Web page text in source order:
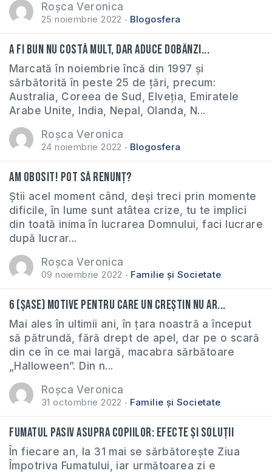
Roșca Veronica
25 noiembrie 2022 Blogosfera
A fi bun nu costă mult, dar aduce dobânzi...
Marcată în noiembrie încă din 1997 și
sărbătorită în peste 25 de țări, precum:
Australia, Coreea de Sud, Elveţia, Emiratele
Arabe Unite, India, Nepal, Olanda, N...
Roșca Veronica
24 noiembrie 2022 Blogosfera
Am obosit! Pot să renunț?
Știi acel moment când, deși treci prin momente
dificile, în lume sunt atâtea crize, tu te implici
din toată inima în lucrarea Domnului, faci lucrare
după lucrar...
Roșca Veronica
09 noiembrie 2022 Familie și Societate
6 (șase) motive pentru care un creștin nu ar...
Mai ales în ultimii ani, în țara noastră a început
să pătrundă, fără drept de apel, dar pe o scară
din ce în ce mai largă, macabra sărbătoare
„Halloween”. Din n...
Roșca Veronica
31 octombrie 2022 Familie și Societate
Fumatul pasiv asupra copiilor: efecte și soluții
În fiecare an, la 31 mai se sărbătorește Ziua
Împotriva Fumatului, iar următoarea zi e